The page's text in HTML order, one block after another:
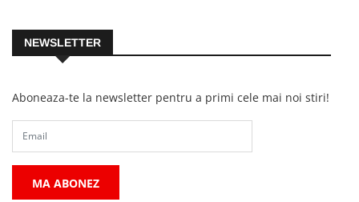
NEWSLETTER
Aboneaza-te la newsletter pentru a primi cele mai noi stiri!
MA ABONEZ